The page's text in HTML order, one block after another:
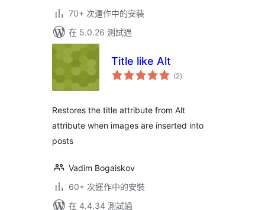
70+ 次運作中的安裝
在 5.0.26 測試過
Title like Alt
(2總
評)
Restores the title attribute from Alt
attribute when images are inserted into
posts
Vadim Bogaiskov
60+ 次運作中的安裝
在 4.4.34 測試過